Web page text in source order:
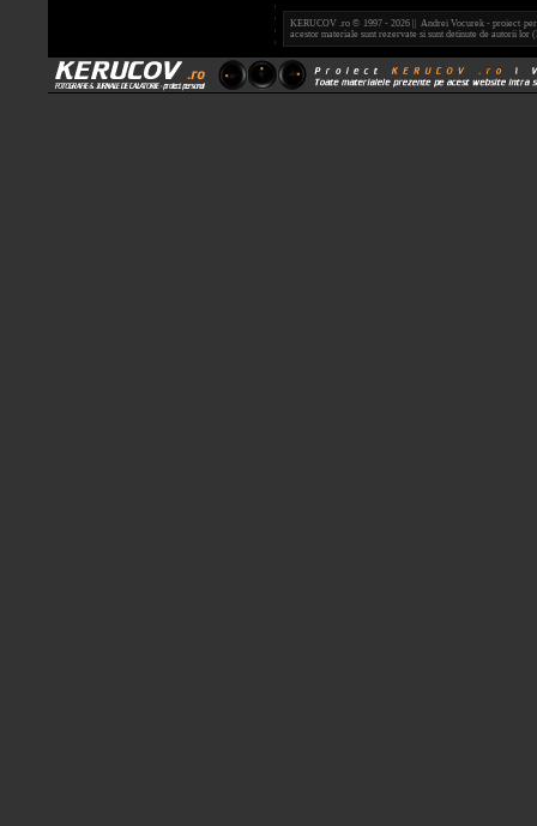
KERUCOV .ro © 1997 - 2026 || Andrei Vocurek - proiect
acestor materiale sunt rezervate si sunt detinute de autorii